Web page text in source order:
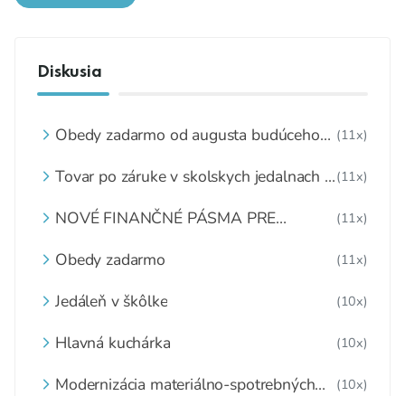
Diskusia
Obedy zadarmo od augusta budúceho
(11x)
Tovar po záruke v skolskych jedalnach v
súvisiacich s Covid-19,??Čo s ním??
tovar nespotrebovaný,čo s ním??
(11x)
NOVÉ FINANČNÉ PÁSMA PRE
(11x)
Obedy zadarmo (11x)
Jedáleň v škôlke (10x)
Hlavná kuchárka (10x)
Modernizácia materiálno-spotrebných
(10x)